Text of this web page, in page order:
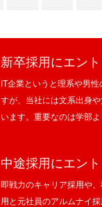
新卒採用にエン
IT企業というと理系や男
すが、当社には文系出身
います。重要なのは学部よ
中途採用にエン
即戦力のキャリア採用や
用と元社員のアルムナイ